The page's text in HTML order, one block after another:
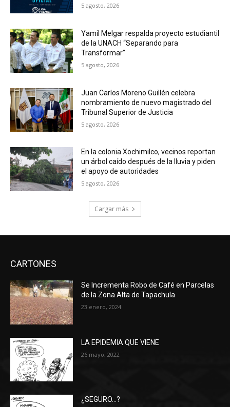
5 agosto, 2026
Yamil Melgar respalda proyecto estudiantil
de la UNACH “Separando para
Transformar”
5 agosto, 2026
Juan Carlos Moreno Guillén celebra
nombramiento de nuevo magistrado del
Tribunal Superior de Justicia
5 agosto, 2026
En la colonia Xochimilco, vecinos reportan
un árbol caído después de la lluvia y piden
el apoyo de autoridades
5 agosto, 2026
Cargar más
CARTONES
Se Incrementa Robo de Café en Parcelas
de la Zona Alta de Tapachula
23 enero, 2024
LA EPIDEMIA QUE VIENE
26 mayo, 2022
¿SEGURO…?